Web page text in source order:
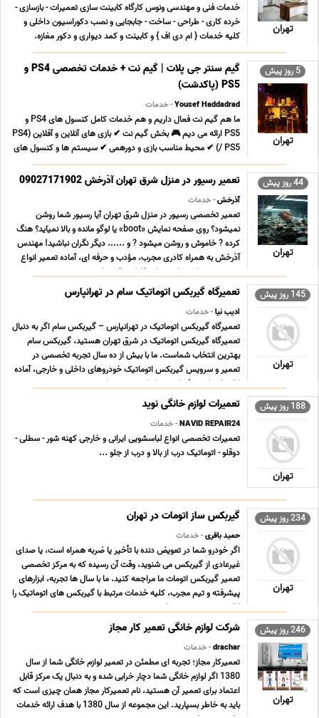
تهران
خدمات فنی و مهندسی ونوس کارگاه کابینت سازی تعمیرات - بازسازی -
خرده کاری - طراحی - ساخت - جابجایی و نصب دکوراسیون داخلی و
کلیه خدمات { ام دی اف } و کابینت و کمد دیواری و دکور مغازه.
فعالیت در مناطق شهرک اپادانا - شهرک اکباتان - شهرک ازادی - شهرک
فرهنگیان - بلوار فردوس غرب - بلوا ... ...
5 روز پیش
تهران
گیم سنتر جی پلات | گیم نت + خدمات تخصصی PS4 و
PS5 (پاکدشت)
Yousef Haddadrad- خدمات
ما هم گیم نت فعال داریم و هم خدمات کامل کنسول های PS4 و
PS5 ارائه می دیم 🎮 بخش گیم نت ✔ بازی های آنلاین و آفلاین (PS4
/ PS5) ✔ محیط مناسب بازی و دورهمی ✔ سیستم ها و کنسول های
به روز ✔ اجرای بازی های محبوب و جدید 🛠 بخش خدمات کنسول ✔
نصب و آپدیت بازی های PS4 و PS5 ✔ کپی خور کردن کن ... ...
44 روز پیش
تهران
تعمیر رسیور در منزل شرق تهران آذرخش 09027171902
آذرخش- خدمات
تعمیر تخصصی رسیور در منزل شرق تهران آیا رسیور شما روشن
نمیشود؟ روی صفحه نمایش «boot» یا لوگو مانده و بالا نمیآید؟ هنگ
کرده ? خاموش و روشن میشود ? و ...... دیگر نگران نباشید! مهندس
آذرخش به همراه کادری مجرب، مؤدب و حرفه ای، آماده تعمیر انواع
رسیور در منزل شما در تمام نقاط شرق تهرا ... ...
145 روز پیش
تهران
تعمیرگاه گیربکس اتوماتیک سام در تهرانپارس
ادیب نیا- خدمات
تعمیرگاه گیربکس اتوماتیک در تهرانپارس – گیربکس سام اگر به دنبال
تعمیرگاه گیربکس اتوماتیک در شرق تهران هستید، گیربکس سام
بهترین انتخاب شماست. ما با بیش از ده سال تجربه تخصصی در
تعمیر و سرویس گیربکس اتوماتیک خودروهای داخلی و خارجی، آماده
ارائه خدمات حرفه ای و مطمئن به مشتریان عزیز ... ...
188 روز پیش
تهران
تعمیرات لوازم خانگی نوید
NAVID REPAIR24- خدمات
تعمیرات تخصصی انواع لباسشویی ایرانی و خارجی کهنه شور - سطلی -
دوقلو - اتوماتیک درب از بالا و درب از جلو ...
234 روز پیش
تهران
گیربکس ساز اتومات در تهران
حمید باقری- خدمات
اگر خودرو شما در تعویض دنده با تأخیر یا ضربه همراه است، یا صدای
غیرعادی از گیربکس می شنوید، وقت آن رسیده که به مرکز تخصصی
تعمیر گیربکس اتومات ما مراجعه کنید. ما با سال ها تجربه، ابزارهای
پیشرفته و تیم مجرب، کلیه خدمات مرتبط با گیربکس های اتوماتیک را
ارائه می دهیم. عیب یابی، سرویس ... ...
246 روز پیش
تهران
شرکت لوازم خانگی تعمیر کار مجاز
drachar- خدمات
تعمیرکار مجاز؛ تجربه ای مطمئن در تعمیر لوازم خانگی شما از سال
1380 اگر لوازم خانگی شما دچار خرابی شده و به دنبال یک مرکز قابل
اعتماد برای تعمیر آن هستید، نام تعمیرکار مجاز همان چیزی است که
باید به خاطر بسپارید. این مجموعه از سال 1380 با هدف ارائه خدمات